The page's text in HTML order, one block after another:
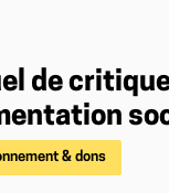
de
& dons